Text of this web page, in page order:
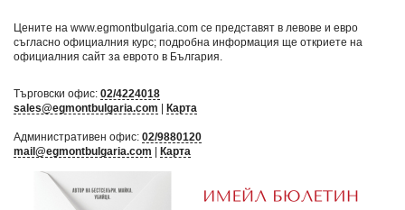
Цените на www.egmontbulgaria.com се представят в левове и евро
съгласно официалния курс; подробна информация ще откриете на
официалния сайт за еврото в България
Търговски офис: 02/4224018
sales@egmontbulgaria.com
Карта
Административен офис: 02/9880120
mail@egmontbulgaria.com
Карта